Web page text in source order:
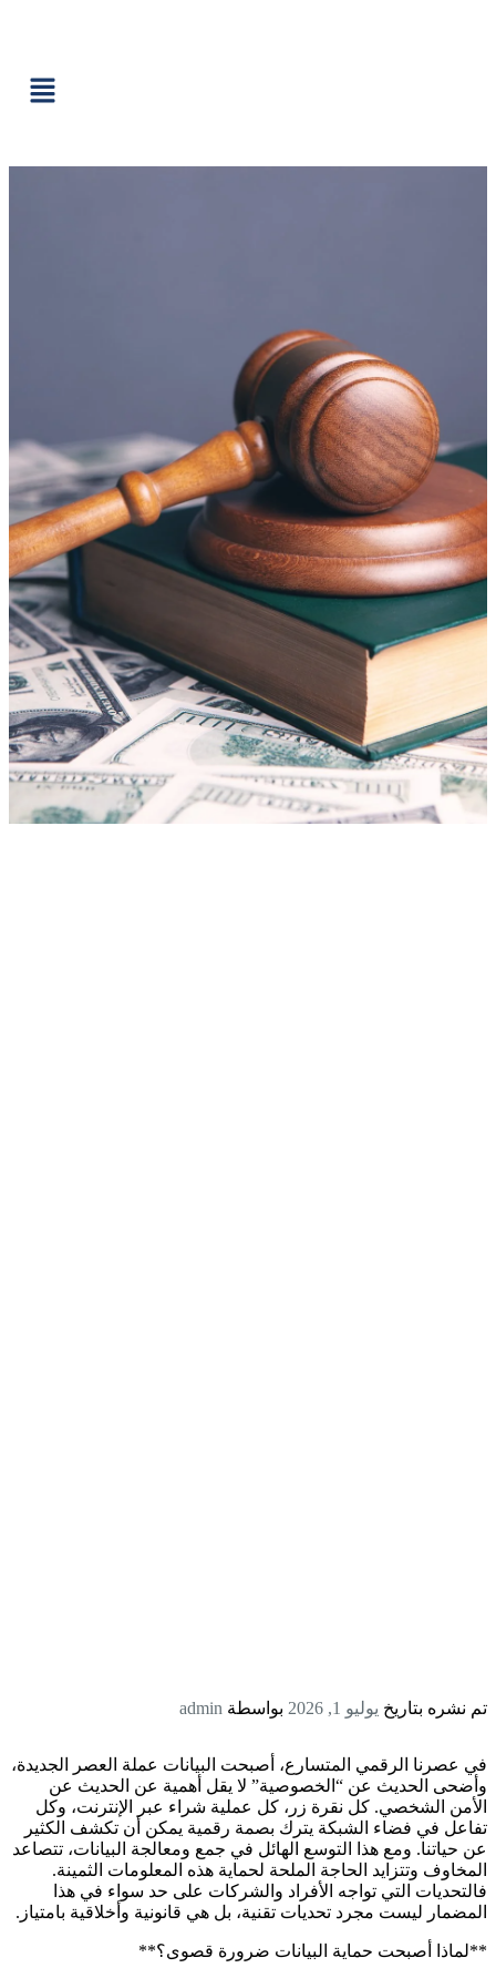
تم نشره بتاريخ يوليو 1, 2026 بواسطة admin
في عصرنا الرقمي المتسارع، أصبحت البيانات عملة العصر الجديدة،
وأضحى الحديث عن “الخصوصية” لا يقل أهمية عن الحديث عن
الأمن الشخصي. كل نقرة زر، كل عملية شراء عبر الإنترنت، وكل
تفاعل في فضاء الشبكة يترك بصمة رقمية يمكن أن تكشف الكثير
عن حياتنا. ومع هذا التوسع الهائل في جمع ومعالجة البيانات، تتصاعد
المخاوف وتتزايد الحاجة الملحة لحماية هذه المعلومات الثمينة.
فالتحديات التي تواجه الأفراد والشركات على حد سواء في هذا
المضمار ليست مجرد تحديات تقنية، بل هي قانونية وأخلاقية بامتياز.
**لماذا أصبحت حماية البيانات ضرورة قصوى؟**